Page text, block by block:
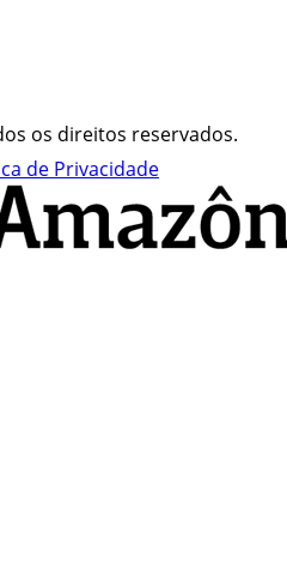
os direitos reservados.
de Privacidade